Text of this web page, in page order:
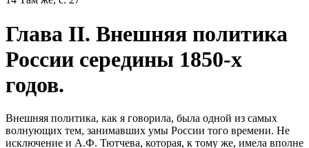
Глава II. Внешняя политика
России середины 1850-х
годов.
Внешняя политика, как я говорила, была одной из самых
волнующих тем, занимавших умы России того времени. Не
исключение и А.Ф. Тютчева, которая, к тому же, имела вполне